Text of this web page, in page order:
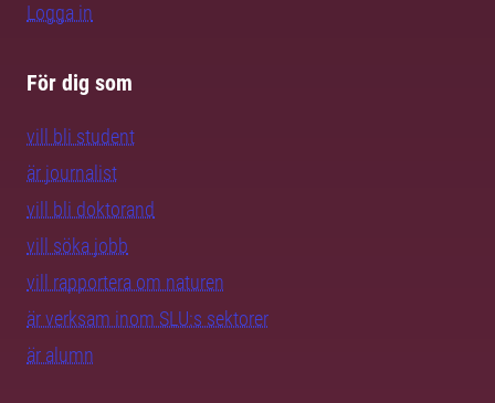
Logga in
För dig som
vill bli student
är journalist
vill bli doktorand
vill söka jobb
vill rapportera om naturen
är verksam inom SLU:s sektorer
är alumn